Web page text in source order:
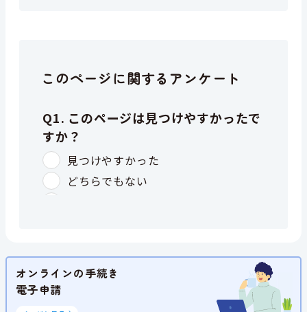
このページに関するアンケート
オンラインの手続き
電子申請